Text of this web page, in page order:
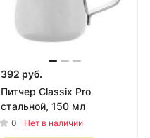
392 руб.
Питчер Classix Pro
стальной, 150 мл
0 Нет в наличии